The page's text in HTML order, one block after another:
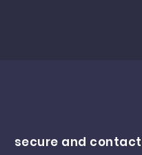
secure and contact